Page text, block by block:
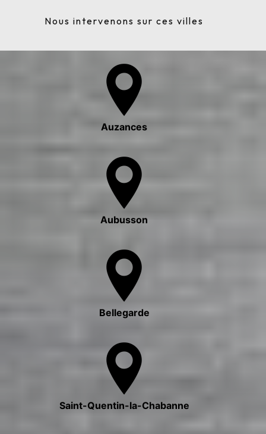
Nous intervenons sur ces villes
Auzances
Aubusson
Bellegarde
Saint-Quentin-la-Chabanne